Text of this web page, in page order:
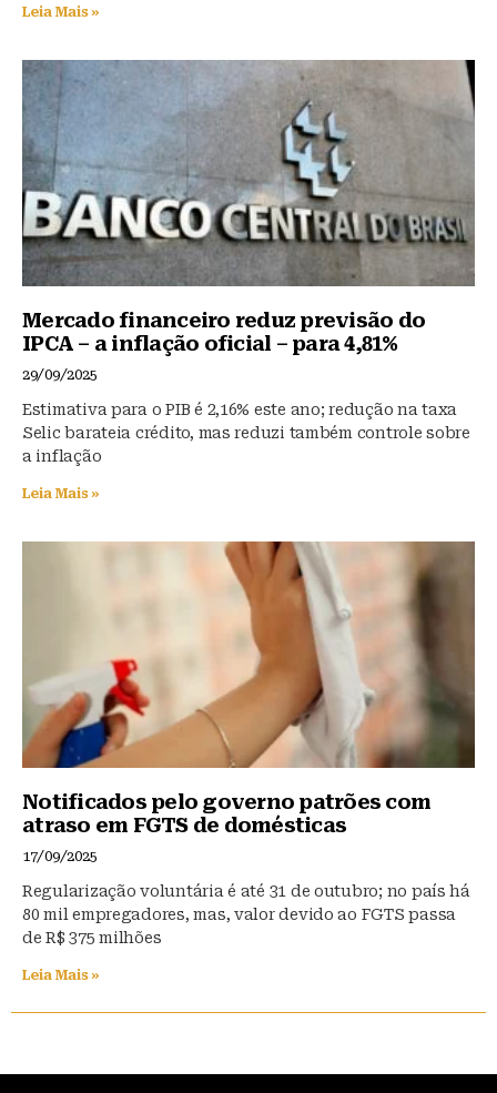
Leia Mais »
Mercado financeiro reduz previsão do
IPCA – a inflação oficial – para 4,81%
29/09/2025
Estimativa para o PIB é 2,16% este ano; redução na taxa
Selic barateia crédito, mas reduzi também controle sobre
a inflação
Leia Mais »
Notificados pelo governo patrões com
atraso em FGTS de domésticas
17/09/2025
Regularização voluntária é até 31 de outubro; no país há
80 mil empregadores, mas, valor devido ao FGTS passa
de R$ 375 milhões
Leia Mais »